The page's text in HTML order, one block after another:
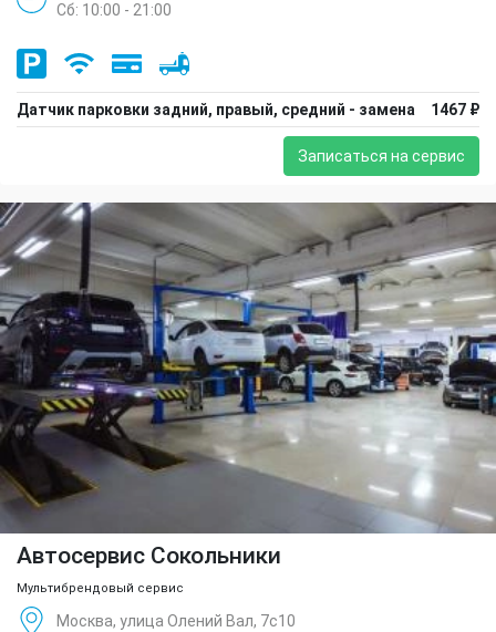
Сб: 10:00 - 21:00
Датчик парковки задний, правый, средний - замена 1467 ₽
Записаться на сервис
Автосервис Сокольники
Мультибрендовый сервис
Москва, улица Олений Вал, 7с10